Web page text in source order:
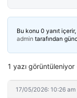
Bu konu 0 yanıt
admin tarafından
1 yazı görüntüleniyor
17/05/2026: 10:26 am